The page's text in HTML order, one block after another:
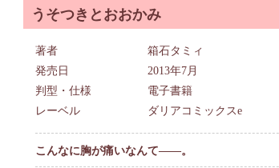
うそつきとおおかみ
著者
箱石タミィ
発売日
2013年7月
判型・仕様
電子書籍
レーベル
ダリアコミックスe
こんなに胸が痛いなんて——。